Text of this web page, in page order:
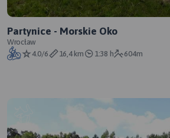
Partynice - Morskie Oko
Wrocław
4.0/6
16,4 km 1:38 h 604m